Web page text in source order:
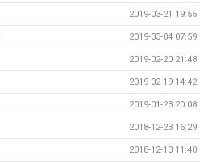
2019-03-21 19:55
2019-03-04 07:59
2019-02-20 21:48
2019-02-19 14:42
2019-01-23 20:08
2018-12-23 16:29
2018-12-13 11:40